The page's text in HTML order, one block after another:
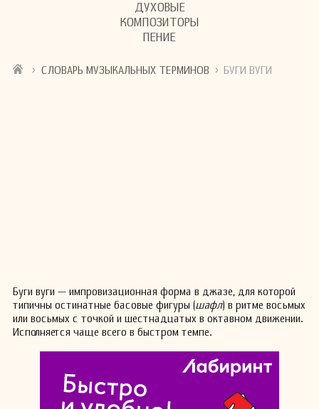
ДУХОВЫЕ
КОМПОЗИТОРЫ
ПЕНИЕ
› СЛОВАРЬ МУЗЫКАЛЬНЫХ ТЕРМИНОВ › БУГИ ВУГИ
Буги вуги — импровизационная форма в джазе, для которой
типичны остинатные басовые фигуры (шафл) в ритме восьмых
или восьмых с точкой и шестнадцатых в октавном движении.
Исполняется чаще всего в быстром темпе.